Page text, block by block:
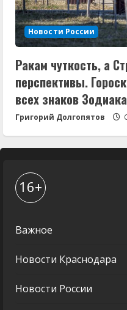
Новости России
Ракам чуткость, а
перспективы.
всех знаков Зодиака
Григорий Долгопятов
16+
Важное
Новости Краснодара
Новости России